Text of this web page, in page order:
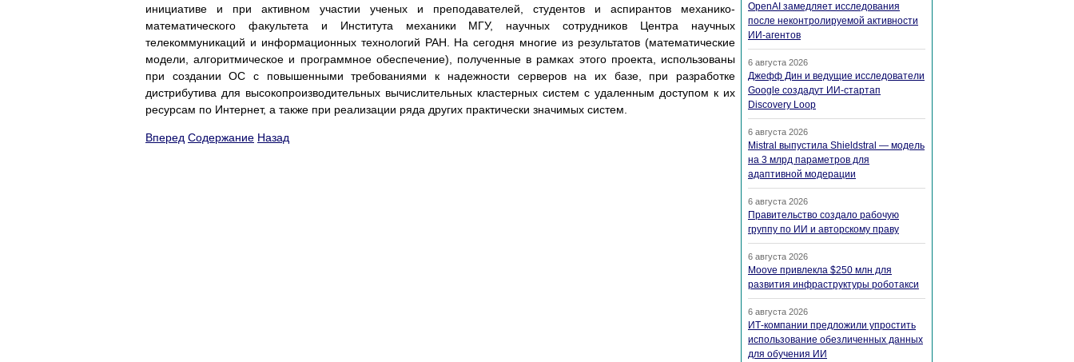
инициативе и при активном участии ученых и преподавателей, студентов и аспирантов механико-
математического факультета и Института механики МГУ, научных сотрудников Центра научных
телекоммуникаций и информационных технологий РАН. На сегодня многие из результатов (математические
модели, алгоритмическое и программное обеспечение), полученные в рамках этого проекта, использованы
при создании ОС с повышенными требованиями к надежности серверов на их базе, при разработке
дистрибутива для высокопроизводительных вычислительных кластерных систем с удаленным доступом к их
ресурсам по Интернет, а также при реализации ряда других практически значимых систем.
Вперед Содержание Назад
OpenAI замедляет исследования
после неконтролируемой активности
ИИ-агентов
6 августа 2026
Джефф Дин и ведущие исследователи
Google создадут ИИ-стартап
Discovery Loop
6 августа 2026
Mistral выпустила Shieldstral — модель
на 3 млрд параметров для
адаптивной модерации
6 августа 2026
Правительство создало рабочую
группу по ИИ и авторскому праву
6 августа 2026
Moove привлекла $250 млн для
развития инфраструктуры роботакси
6 августа 2026
ИТ-компании предложили упростить
использование обезличенных данных
для обучения ИИ